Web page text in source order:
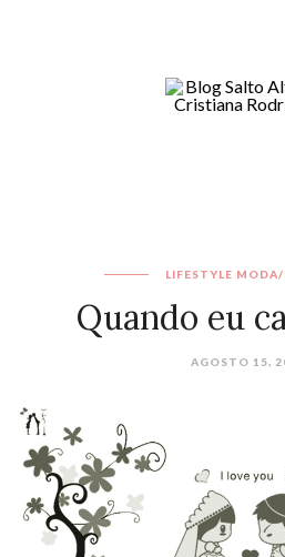
LIFESTYLE MODA/
Quando eu
AGOSTO 15,